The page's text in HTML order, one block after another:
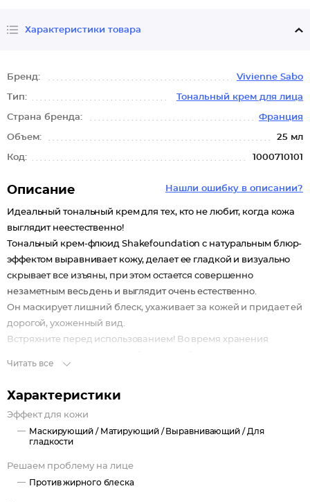
Характеристики товара
Бренд: Vivienne Sabo
Тип: Тональный крем для лица
Страна бренда: Франция
Объем: 25 мл
Код: 1000710101
Нашли ошибку в описании?
Описание
Идеальный тональный крем для тех, кто не любит, когда кожа
выглядит неестественно!
Тональный крем-флюид Shakefoundation с натуральным блюр-
эффектом выравнивает кожу, делает ее гладкой и визуально
скрывает все изъяны, при этом остается совершенно
незаметным весь день и выглядит очень естественно.
Он маскирует лишний блеск, ухаживает за кожей и придает ей
дорогой, ухоженный вид.
Встряхните перед использованием! Во время хранения
Читать все
Характеристики
Эффект для кожи
Маскирующий / Матирующий / Выравнивающий / Для
гладкости
Решаем проблему на лице
Против жирного блеска